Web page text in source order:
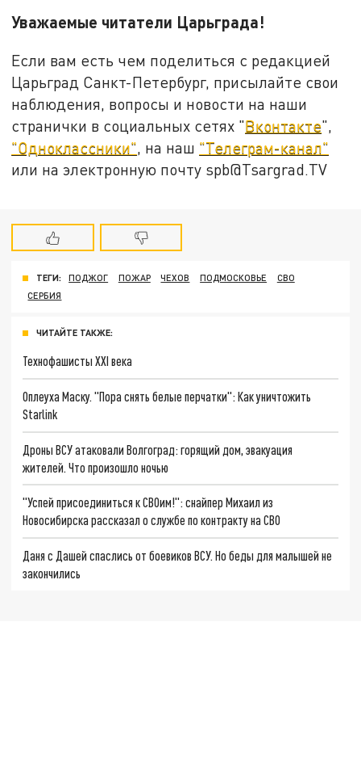
Уважаемые читатели Царьграда!
Если вам есть чем поделиться с редакцией
Царьград Санкт-Петербург, присылайте свои
наблюдения, вопросы и новости на наши
странички в социальных сетях "Вконтакте",
"Одноклассники", на наш "Телеграм-канал"
или на электронную почту spb@Tsargrad.TV
ТЕГИ: ПОДЖОГ ПОЖАР ЧЕХОВ ПОДМОСКОВЬЕ
СВО
СЕРБИЯ
ЧИТАЙТЕ ТАКЖЕ:
Технофашисты XXI века
Оплеуха Маску. "Пора снять белые перчатки": Как уничтожить
Starlink
Дроны ВСУ атаковали Волгоград: горящий дом, эвакуация
жителей. Что произошло ночью
"Успей присоединиться к СВОим!": снайпер Михаил из
Новосибирска рассказал о службе по контракту на СВО
Даня с Дашей спаслись от боевиков ВСУ. Но беды для малышей не
закончились